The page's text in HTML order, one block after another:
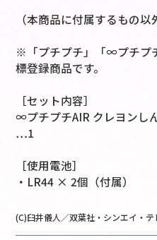
（本商品に付属するもの以
※「プチプチ」「∞プチプ
標登録商品です。
［セット内容］
∞プチプチAIR クレヨンし
…1
［使用電池］
・LR44 × 2個（付属）
(C)臼井儀人／双葉社・シンエイ・テ